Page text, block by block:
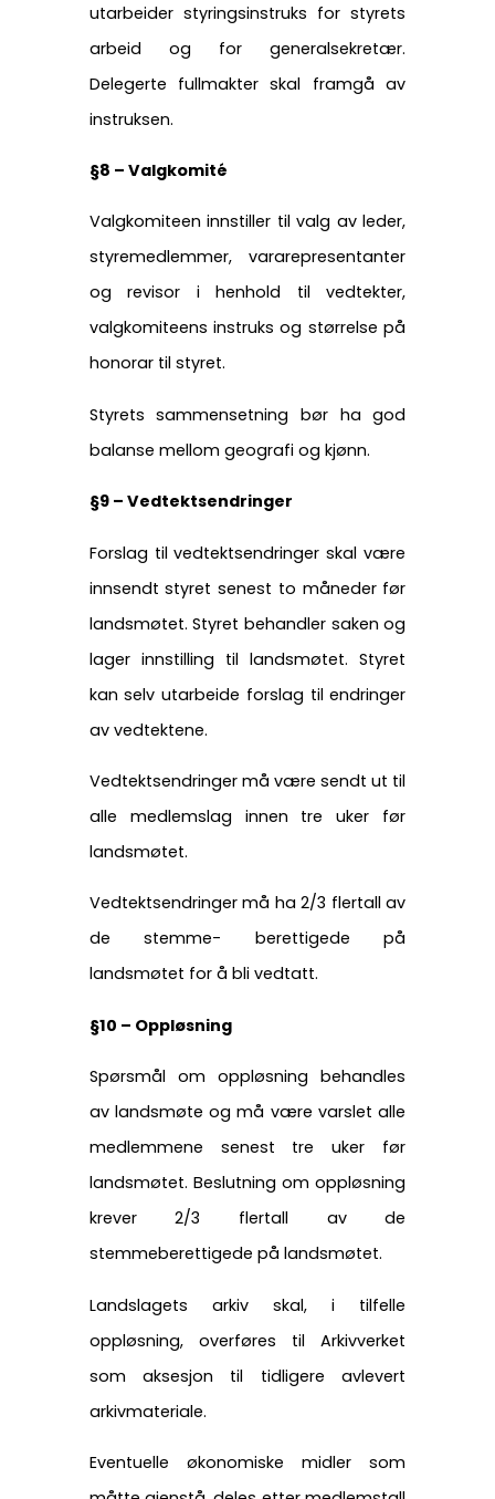
utarbeider styringsinstruks for styrets
arbeid og for generalsekretær.
Delegerte fullmakter skal framgå av
instruksen.
§8 – Valgkomité
Valgkomiteen innstiller til valg av leder,
styremedlemmer, vararepresentanter
og revisor i henhold til vedtekter,
valgkomiteens instruks og størrelse på
honorar til styret.
Styrets sammensetning bør ha god
balanse mellom geografi og kjønn.
§9 – Vedtektsendringer
Forslag til vedtektsendringer skal være
innsendt styret senest to måneder før
landsmøtet. Styret behandler saken og
lager innstilling til landsmøtet. Styret
kan selv utarbeide forslag til endringer
av vedtektene.
Vedtektsendringer må være sendt ut til
alle medlemslag innen tre uker før
landsmøtet.
Vedtektsendringer må ha 2/3 flertall av
de stemme- berettigede på
landsmøtet for å bli vedtatt.
§10 – Oppløsning
Spørsmål om oppløsning behandles
av landsmøte og må være varslet alle
medlemmene senest tre uker før
landsmøtet. Beslutning om oppløsning
krever 2/3 flertall av de
stemmeberettigede på landsmøtet.
Landslagets arkiv skal, i tilfelle
oppløsning, overføres til Arkivverket
som aksesjon til tidligere avlevert
arkivmateriale.
Eventuelle økonomiske midler som